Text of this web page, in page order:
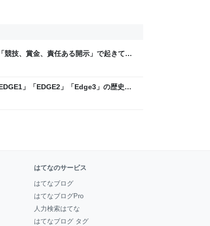
技、賞金、責任ある開示」で起きてい
」「EDGE2」「Edge3」の歴史に
テックLAB
はてなのサービス
はてなブログ
はてなブログPro
人力検索はてな
はてなブログ タグ